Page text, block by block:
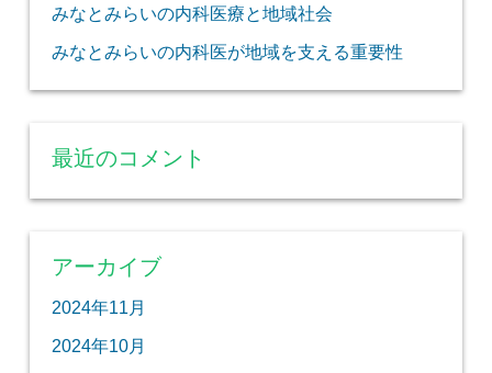
みなとみらいの内科医療と地域社会
みなとみらいの内科医が地域を支える重要性
最近のコメント
アーカイブ
2024年11月
2024年10月